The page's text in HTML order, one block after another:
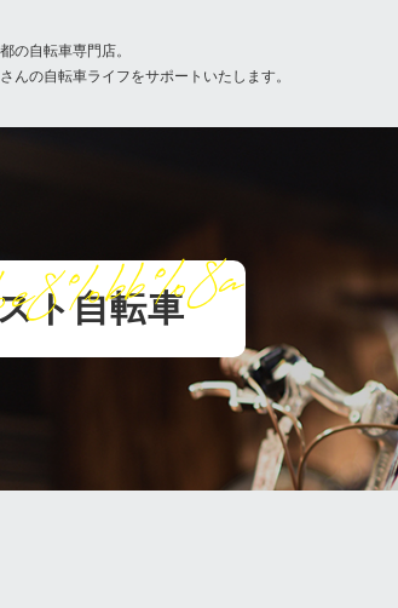
の自転車専門店。
んの自転車ライフをサポートいたします。
ト自転車